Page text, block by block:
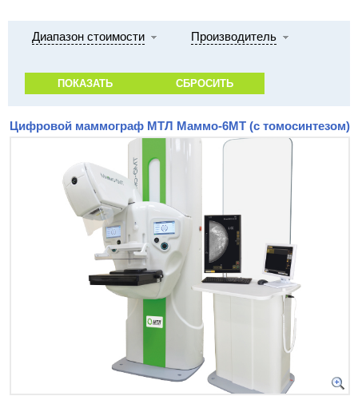
Диапазон стоимости Производитель
Цифровой маммограф МТЛ Маммо-6МТ (с томосинтезом)